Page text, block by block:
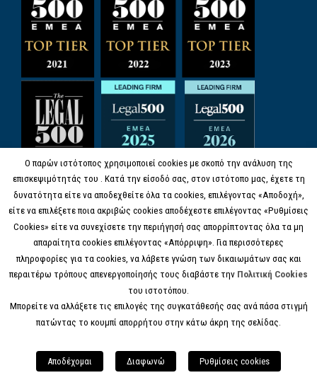
Ο παρών ιστότοπος χρησιμοποιεί cookies με σκοπό την ανάλυση της
επισκεψιμότητάς του . Κατά την είσοδό σας, στον ιστότοπο μας, έχετε τη
δυνατότητα είτε να αποδεχθείτε όλα τα cookies, επιλέγοντας «Αποδοχή»,
είτε να επιλέξετε ποια ακριβώς cookies αποδέχεστε επιλέγοντας «Ρυθμίσεις
Cookies» είτε να συνεχίσετε την περιήγησή σας απορρίπτοντας όλα τα μη
απαραίτητα cookies επιλέγοντας «Απόρριψη». Για περισσότερες
πληροφορίες για τα cookies, να λάβετε γνώση των δικαιωμάτων σας και
περαιτέρω τρόπους απενεργοποίησής τους διαβάστε την Πολιτική Cookies
του ιστοτόπου.
Μπορείτε να αλλάξετε τις επιλογές της συγκατάθεσής σας ανά πάσα στιγμή
πατώντας το κουμπί απορρήτου στην κάτω άκρη της σελίδας.
Αποδέχομαι Διαφωνώ Ρυθμίσεις cookies